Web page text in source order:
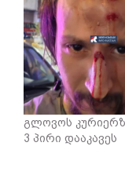
გლოვოს
3 პირი დააკავეს